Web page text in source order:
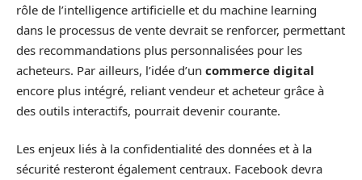
rôle de l’intelligence artificielle et du machine learning
dans le processus de vente devrait se renforcer, permettant
des recommandations plus personnalisées pour les
acheteurs. Par ailleurs, l’idée d’un commerce digital
encore plus intégré, reliant vendeur et acheteur grâce à
des outils interactifs, pourrait devenir courante.
Les enjeux liés à la confidentialité des données et à la
sécurité resteront également centraux. Facebook devra